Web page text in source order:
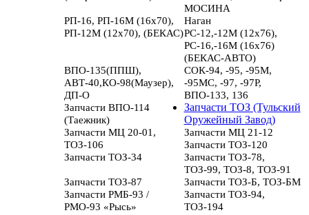
МОСИНА
РП-16, РП-16М (16х70),
РП-12М (12х70), (БЕКАС)
Наган
РС-12,-12М (12х76),
РС-16,-16М (16х76)
(БЕКАС-АВТО)
ВПО-135(ППШ),
АВТ-40,КО-98(Маузер),
ДП-О
СОК-94, -95, -95М,
-95МС, -97, -97Р,
ВПО-133, 136
Запчасти ВПО-114
(Таежник)
Запчасти ТОЗ (Тульский
Оружейный Завод)
Запчасти МЦ 20-01,
ТОЗ-106
Запчасти МЦ 21-12
Запчасти ТОЗ-120
Запчасти ТОЗ-34
Запчасти ТОЗ-78,
ТОЗ-99, ТОЗ-8, ТОЗ-91
Запчасти ТОЗ-87
Запчасти ТОЗ-Б, ТОЗ-БМ
Запчасти РМБ-93 /
РМО-93 «Рысь»
Запчасти ТОЗ-94,
ТОЗ-194